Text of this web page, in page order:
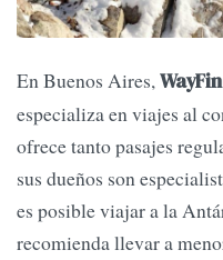
En Buenos Aires,
especializa en viajes al
ofrece tanto pasajes
sus dueños son
es posible viajar a la
recomienda llevar a